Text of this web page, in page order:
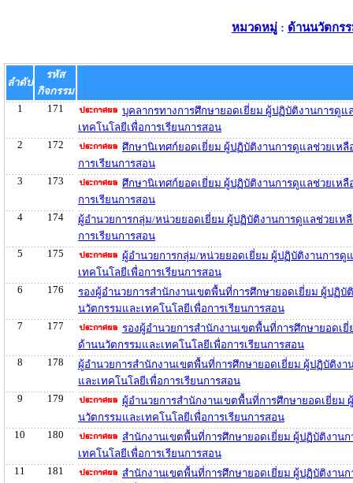
หมวดหมู่ : ด้านนวัตกรร
ลำดับ
รหัส
กิจกรรม
1
171
บุคลากรทางการศึกษายอดเยี่ยม ผู้ปฏิบัติงานการดู
เทคโนโลยีเพื่อการเรียนการสอน
2
172
ศึกษานิเทศก์ยอดเยี่ยม ผู้ปฏิบัติงานการดูแลช่วยเห
การเรียนการสอน
3
173
ศึกษานิเทศก์ยอดเยี่ยม ผู้ปฏิบัติงานการดูแลช่วยเห
การเรียนการสอน
4
174
ผู้อำนวยการกลุ่ม/หน่วยยอดเยี่ยม ผู้ปฏิบัติงานการดูแลช่วยเ
การเรียนการสอน
5
175
ผู้อำนวยการกลุ่ม/หน่วยยอดเยี่ยม ผู้ปฏิบัติงานการ
เทคโนโลยีเพื่อการเรียนการสอน
6
176
รองผู้อำนวยการสำนักงานเขตพื้นที่การศึกษายอดเยี่ยม ผู้ปฏิ
นวัตกรรมและเทคโนโลยีเพื่อการเรียนการสอน
7
177
รองผู้อำนวยการสำนักงานเขตพื้นที่การศึกษายอดเ
ด้านนวัตกรรมและเทคโนโลยีเพื่อการเรียนการสอน
8
178
ผู้อำนวยการสำนักงานเขตพื้นที่การศึกษายอดเยี่ยม ผู้ปฏิบัติง
และเทคโนโลยีเพื่อการเรียนการสอน
9
179
ผู้อำนวยการสำนักงานเขตพื้นที่การศึกษายอดเยี่ยม
นวัตกรรมและเทคโนโลยีเพื่อการเรียนการสอน
10
180
สำนักงานเขตพื้นที่การศึกษายอดเยี่ยม ผู้ปฏิบัติงาน
เทคโนโลยีเพื่อการเรียนการสอน
11
181
สำนักงานเขตพื้นที่การศึกษายอดเยี่ยม ผู้ปฏิบัติงาน